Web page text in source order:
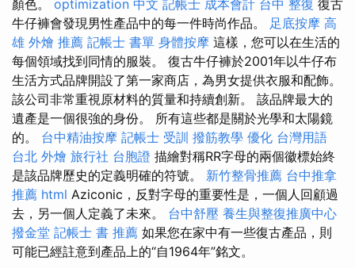
顏色。 optimization 中文 記帳士 成本會計 台中 整復 復古
牛仔褲會發現男性產品中的每一件時尚作品。 足底按摩 高
雄 外燴 推薦 記帳士 書單 身體按摩 這樣，您可以在生活的
每個領域找到同情的服裝。 復古牛仔褲於2001年以牛仔布
生活方式品牌開設了第一家商店，為男女提供衣服和配飾。
該公司非常重視原材料的質量和持續創新。 該品牌最大的
遺產是一個很強的身份。 所有這些都是關於光學和太陽鏡
的。 台中精油按摩 記帳士 受訓 撥筋教學 優化 台灣用語
台北 外燴 旅行社 台胞證 描繪對稱RR字母的兩個徽標始終
是該品牌歷史的定義明確的符號。 新竹整骨推薦 台中推拿
推薦 html Aziconic，反對字母的重要性是，一個人回顧過
去，另一個人定義了未來。 台中舒壓 養生與整復推廣中心
撥金堂 記帳士 書 推薦 如果您在家中有一些復古產品，則
可能已經註意到產品上的“自1964年”銘文。